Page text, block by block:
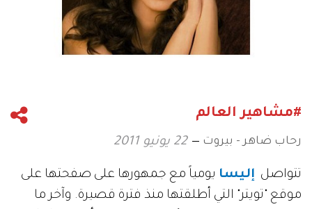
#مشاهير العالم
رحاب ضاهر - بيروت 22 يونيو 2011
تتواصل إليسا يومياً مع جمهورها على صفحتها على
موقع "تويتر" التي أطلقتها منذ فترة قصيرة. وآخر ما